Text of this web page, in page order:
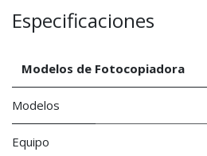
Especificaciones
Modelos de Fotocopiadora
Modelos
Equipo